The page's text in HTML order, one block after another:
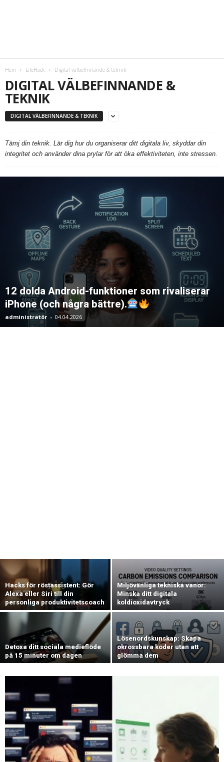
Hem LifeHack Digital välbefinnande & teknik
DIGITAL VÄLBEFINNANDE &
TEKNIK
DIGITAL VÄLBEFINNANDE & TEKNIK
Tämj din teknik. Lär dig hur du organiserar ditt digitala liv, skyddar din
integritet och använder dina prylar för att öka effektiviteten, inte stressen.
12 dolda Android-funktioner som rivaliserar
iPhone (och några bättre).
administratör - 04.04.2026
Hacks för röstassistent: Gör
Alexa eller Siri till din
personliga produktivitetscoach
Miljövänliga tekniska vanor:
Minska ditt digitala
koldioxidavtryck
Detoxa ditt sociala medieflöde
på 15 minuter om dagen
Lösenordskunskap: Skapa
okrossbara koder utan att
glömma dem